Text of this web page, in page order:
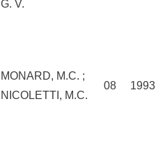
G. V.
MONARD, M.C. ;
NICOLETTI, M.C.
08 1993